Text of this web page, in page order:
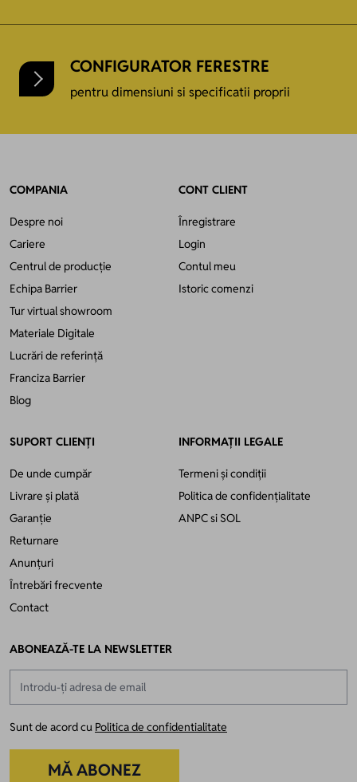
CONFIGURATOR FERESTRE
pentru dimensiuni si specificatii proprii
COMPANIA
Despre noi
Cariere
Centrul de producție
Echipa Barrier
Tur virtual showroom
Materiale Digitale
Lucrări de referință
Franciza Barrier
Blog
CONT CLIENT
Înregistrare
Login
Contul meu
Istoric comenzi
SUPORT CLIENȚI
De unde cumpăr
Livrare și plată
Garanție
Returnare
Anunțuri
Întrebări frecvente
Contact
INFORMAȚII LEGALE
Termeni și condiții
Politica de confidențialitate
ANPCsi SOL
ABONEAZĂ-TE LA NEWSLETTER
Sunt de acord cu Politica de confidentialitate
MĂ ABONEZ